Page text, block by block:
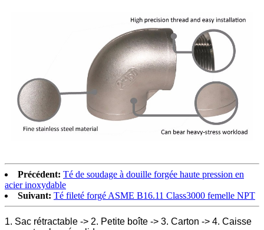
Précédent: Té de soudage à douille forgée haute pression en
acier inoxydable
Suivant: Té fileté forgé ASME B16.11 Class3000 femelle NPT
1. Sac rétractable -> 2. Petite boîte -> 3. Carton -> 4. Caisse